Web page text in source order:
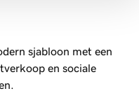
sjabloon met een
en sociale